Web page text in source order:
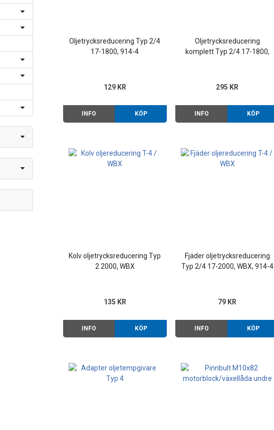
Oljetrycksreducering Typ 2/4
17-1800, 914-4
129 KR
INFO KÖP
Oljetrycksreducering
komplett Typ 2/4 17-1800,
295 KR
INFO KÖP
Kolv oljetrycksreducering Typ
2 2000, WBX
135 KR
INFO KÖP
Fjäder oljetrycksreducering
Typ 2/4 17-2000, WBX, 914-4
79 KR
INFO KÖP